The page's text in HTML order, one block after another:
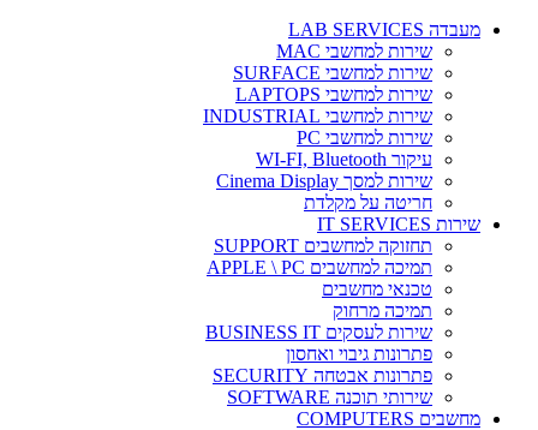
מעבדה LAB SERVICES
שירות למחשבי MAC
שירות למחשבי SURFACE
שירות למחשבי LAPTOPS
שירות למחשבי INDUSTRIAL
שירות למחשבי PC
עיקור WI-FI, Bluetooth
שירות למסך Cinema Display
חריטה על מקלדת
שירות IT SERVICES
תחזוקה למחשבים SUPPORT
תמיכה למחשבים APPLE \ PC
טכנאי מחשבים
תמיכה מרחוק
שירות לעסקים BUSINESS IT
פתרונות גיבוי ואחסון
פתרונות אבטחה SECURITY
שירותי תוכנה SOFTWARE
מחשבים COMPUTERS